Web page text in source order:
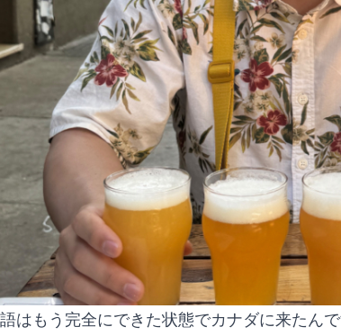
はもう完全にできた状態でカナダに来たんで